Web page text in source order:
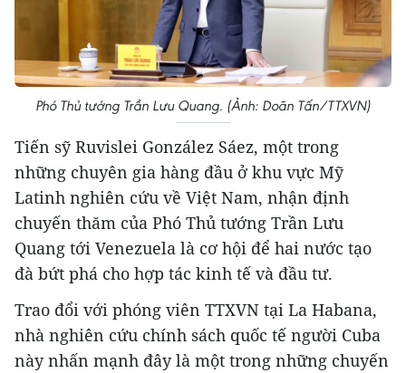
Phó Thủ tướng Trần Lưu Quang. (Ảnh: Doãn Tấn/TTXVN)
Tiến sỹ Ruvislei González Sáez, một trong
những chuyên gia hàng đầu ở khu vực Mỹ
Latinh nghiên cứu về Việt Nam, nhận định
chuyến thăm của Phó Thủ tướng Trần Lưu
Quang tới Venezuela là cơ hội để hai nước tạo
đà bứt phá cho hợp tác kinh tế và đầu tư.
Trao đổi với phóng viên TTXVN tại La Habana,
nhà nghiên cứu chính sách quốc tế người Cuba
này nhấn mạnh đây là một trong những chuyến